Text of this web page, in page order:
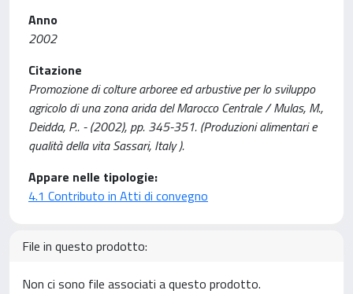
Anno
2002
Citazione
Promozione di colture arboree ed arbustive per lo sviluppo
agricolo di una zona arida del Marocco Centrale / Mulas, M.,
Deidda, P.. - (2002), pp. 345-351. (Produzioni alimentari e
qualità della vita Sassari, Italy ).
Appare nelle tipologie:
4.1 Contributo in Atti di convegno
File in questo prodotto:
Non ci sono file associati a questo prodotto.